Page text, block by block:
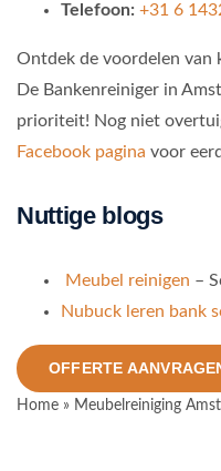
Telefoon: +31 6
Ontdek de voordelen van
De Bankenreiniger in
prioriteit! Nog niet
Facebook pagina voor
Nuttige blogs
Meubel reinigen –
Nubuck leren bank
OFFERTE
Home » Meubelreiniging